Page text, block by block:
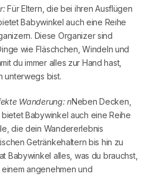
Für Eltern, die bei ihren Ausflügen
Babywinkel auch eine Reihe
Diese Organizer sind
wie Fläschchen, Windeln und
du immer alles zur Hand hast,
unterwegs bist.
Wanderung: nNeben Decken,
bietetBabywinkel auch eine Reihe
die dein Wandererlebnis
Getränkehaltern bis hin zu
Babywinkel alles, was du brauchst,
angenehmen und